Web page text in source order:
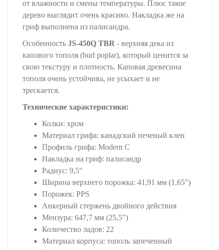
от влажности и смены температуры. Плюс такое
дерево выглядит очень красиво. Накладка же на
гриф выполнена из палисандра.
Особенность JS-450Q TBR - верхняя дека из
капового тополя (burl poplar), который ценится за
свою текстуру и плотность. Каповая древесина
тополя очень устойчива, не усыхает и не
трескается.
Технические характеристики:
Колки: хром
Материал грифа: канадский печеный клен
Профиль грифа: Modern C
Накладка на гриф: палисандр
Радиус: 9,5"
Ширина верхнего порожка: 41,91 мм (1,65")
Порожек: PPS
Анкерный стержень двойного действия
Мензура: 647,7 мм (25,5")
Количество ладов: 22
Материал корпуса: тополь запеченный